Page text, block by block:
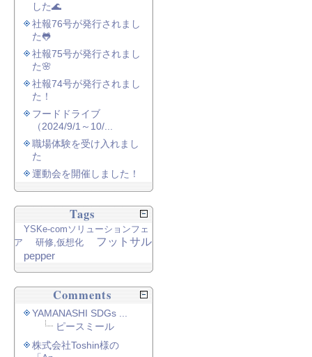
した🌊
社報76号が発行されまし
た🐸
社報75号が発行されまし
た🌸
社報74号が発行されまし
た！
フードドライブ
（2024/9/1～10/...
職場体験を受け入れまし
た
運動会を開催しました！
Tags
YSKe-comソリューションフェ
ア
研修,仮想化
フットサル
pepper
Comments
YAMANASHI SDGs ...
ピースミール
株式会社Toshin様の